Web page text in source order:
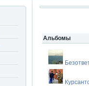
Альбомы